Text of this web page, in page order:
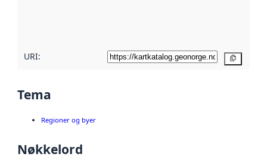
URI:
Tema
Regioner og byer
Nøkkelord